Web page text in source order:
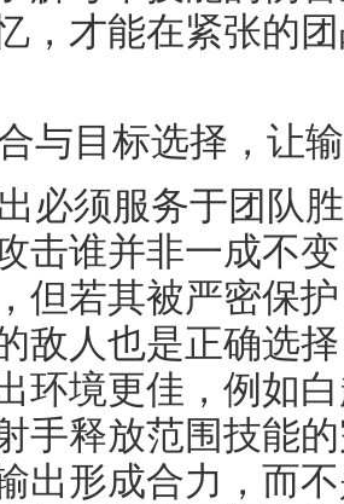
，才能在紧张的
与目标选择，让
必须服务于团队
击谁并非一成不
但若其被严密保
敌人也是正确选
环境更佳，例如
手释放范围技能
出形成合力，而